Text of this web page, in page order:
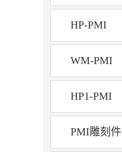
HP-PMI
WM-PMI
HP1-PMI
PMI雕刻件